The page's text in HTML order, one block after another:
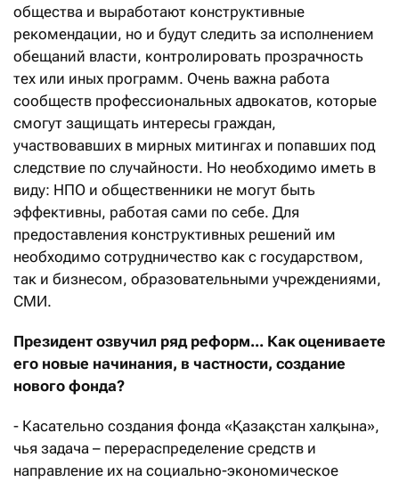
общества и выработают конструктивные
рекомендации, но и будут следить за исполнением
обещаний власти, контролировать прозрачность
тех или иных программ. Очень важна работа
сообществ профессиональных адвокатов, которые
смогут защищать интересы граждан,
участвовавших в мирных митингах и попавших под
следствие по случайности. Но необходимо иметь в
виду: НПО и общественники не могут быть
эффективны, работая сами по себе. Для
предоставления конструктивных решений им
необходимо сотрудничество как с государством,
так и бизнесом, образовательными учреждениями,
СМИ.
Президент озвучил ряд реформ... Как оцениваете
его новые начинания, в частности, создание
нового фонда?
- Касательно создания фонда «Қазақстан халқына»,
чья задача – перераспределение средств и
направление их на социально-экономическое